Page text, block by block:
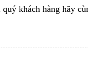
khách hàng hãy